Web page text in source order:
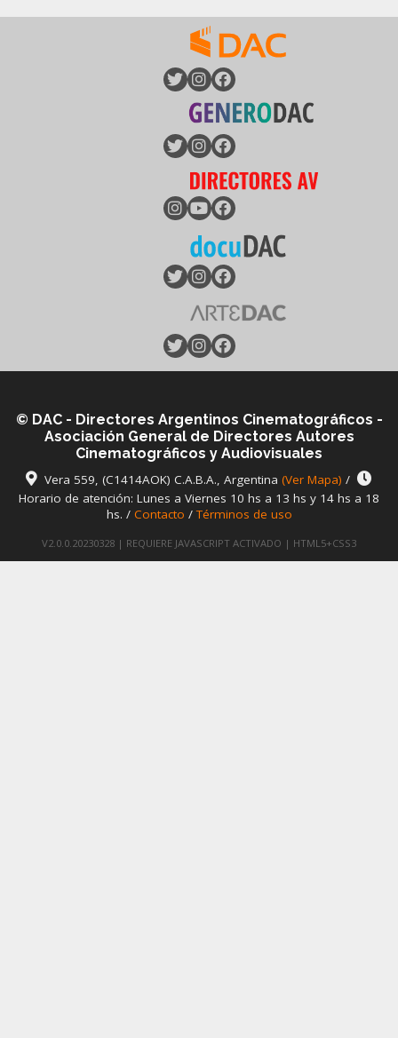
© DAC - Directores Argentinos Cinematográficos -
Asociación General de Directores Autores
Cinematográficos y Audiovisuales
Vera 559, (C1414AOK) C.A.B.A., Argentina (Ver Mapa) /
Horario de atención: Lunes a Viernes 10 hs a 13 hs y 14 hs a 18
hs. / Contacto /Términos de uso
V2.0.0.20230328 | REQUIERE JAVASCRIPT ACTIVADO | HTML5+CSS3